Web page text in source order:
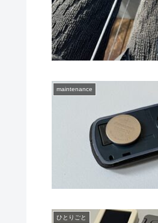
maintenance
ひとりごと